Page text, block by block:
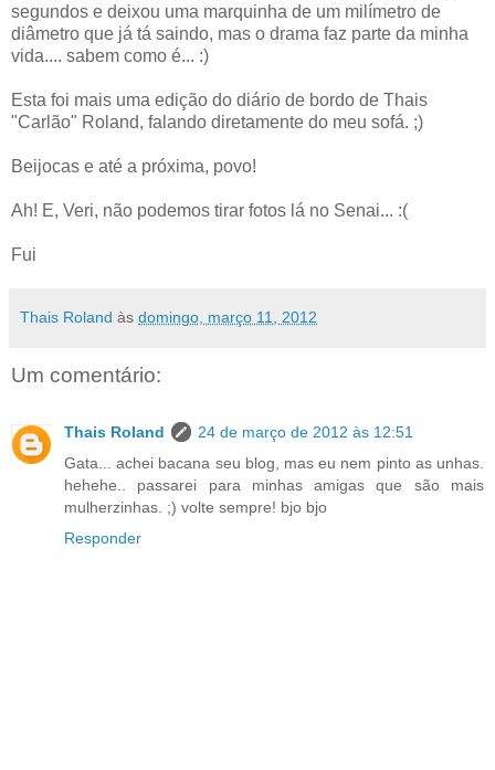
segundos e deixou uma marquinha de um milímetro de
diâmetro que já tá saindo, mas o drama faz parte da minha
vida.... sabem como é... :)
Esta foi mais uma edição do diário de bordo de Thais
"Carlão" Roland, falando diretamente do meu sofá. ;)
Beijocas e até a próxima, povo!
Ah! E, Veri, não podemos tirar fotos lá no Senai... :(
Fui
Thais Roland às domingo, março 11, 2012
Um comentário:
Thais Roland
24 de março de 2012 às 12:51
Gata... achei bacana seu blog, mas eu nem pinto as unhas.
hehehe.. passarei para minhas amigas que são mais
mulherzinhas. ;) volte sempre! bjo bjo
Responder